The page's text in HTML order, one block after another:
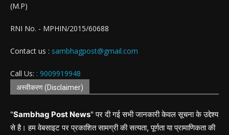
(M.P)
RNI No. - MPHIN/2015/60688
Contact us : sambhagpost@gmail.com
Call Us: : 9009919948
अस्वीकरण (Disclaimer)
"Sambhag Post News" पर दी गई सभी जानकारी केवल सूचना के उद्देश्य
से है। हम वेबसाइट पर प्रकाशित सामग्री की सत्यता, पूर्णता या प्रामाणिकता की